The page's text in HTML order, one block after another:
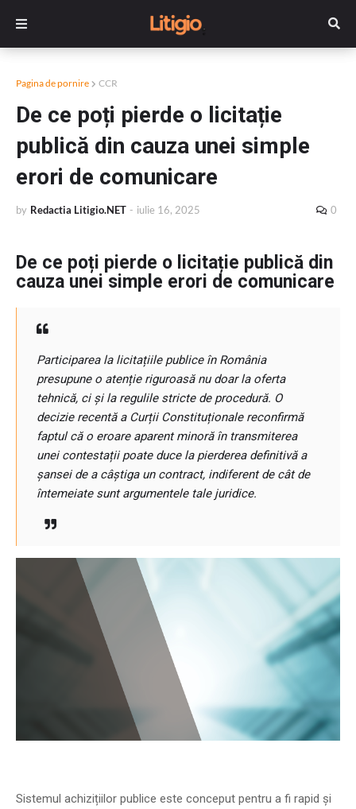
Pagina de pornire CCR
De ce poți pierde o licitație
publică din cauza unei simple
erori de comunicare
by Redactia Litigio.NET - iulie 16, 2025 0
De ce poți pierde o licitație publică din
cauza unei simple erori de comunicare
Participarea la licitațiile publice în România
presupune o atenție riguroasă nu doar la oferta
tehnică, ci și la regulile stricte de procedură. O
decizie recentă a Curții Constituționale reconfirmă
faptul că o eroare aparent minoră în transmiterea
unei contestații poate duce la pierderea definitivă a
șansei de a câștiga un contract, indiferent de cât de
întemeiate sunt argumentele tale juridice.
Sistemul achizițiilor publice este conceput pentru a fi rapid și